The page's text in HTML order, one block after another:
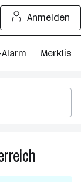
Anmelden
Merkliste